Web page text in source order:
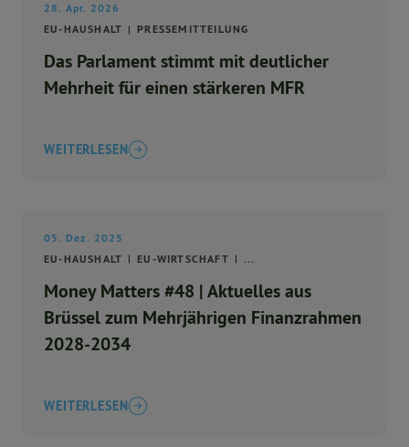
28. Apr. 2026
EU-HAUSHALT
PRESSEMITTEILUNG
Das Parlament stimmt mit deutlicher
Mehrheit für einen stärkeren MFR
WEITERLESEN
05. Dez. 2025
EU-HAUSHALT
EU-WIRTSCHAFT ...
Money Matters #48 | Aktuelles aus
Brüssel zum Mehrjährigen Finanzrahmen
2028-2034
WEITERLESEN